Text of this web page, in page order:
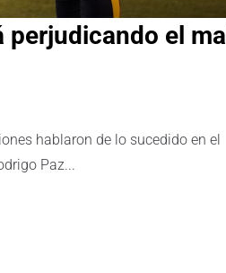
el mal
hablaron de lo sucedido en el
Paz...